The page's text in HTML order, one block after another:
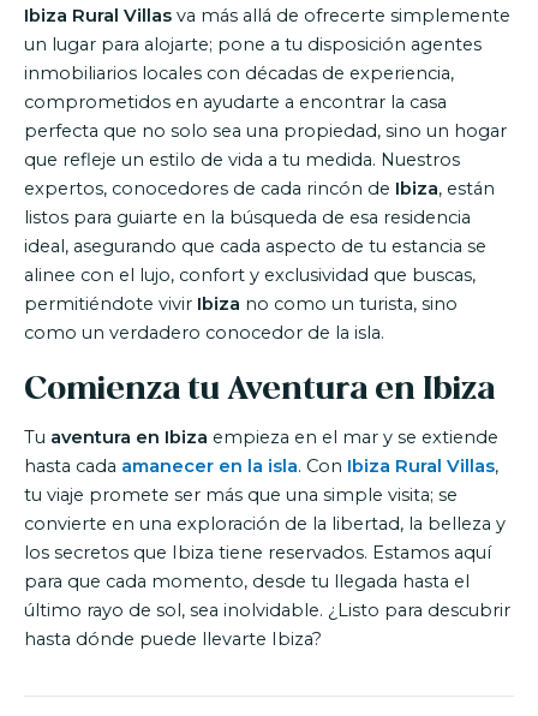
Ibiza Rural Villas va más allá de ofrecerte simplemente
un lugar para alojarte; pone a tu disposición agentes
inmobiliarios locales con décadas de experiencia,
comprometidos en ayudarte a encontrar la casa
perfecta que no solo sea una propiedad, sino un hogar
que refleje un estilo de vida a tu medida. Nuestros
expertos, conocedores de cada rincón de Ibiza, están
listos para guiarte en la búsqueda de esa residencia
ideal, asegurando que cada aspecto de tu estancia se
alinee con el lujo, confort y exclusividad que buscas,
permitiéndote vivir Ibiza no como un turista, sino
como un verdadero conocedor de la isla.
Comienza tu Aventura en Ibiza
Tu aventura en Ibiza empieza en el mar y se extiende
hasta cada amanecer en la isla. Con Ibiza Rural Villas,
tu viaje promete ser más que una simple visita; se
convierte en una exploración de la libertad, la belleza y
los secretos que Ibiza tiene reservados. Estamos aquí
para que cada momento, desde tu llegada hasta el
último rayo de sol, sea inolvidable. ¿Listo para descubrir
hasta dónde puede llevarte Ibiza?